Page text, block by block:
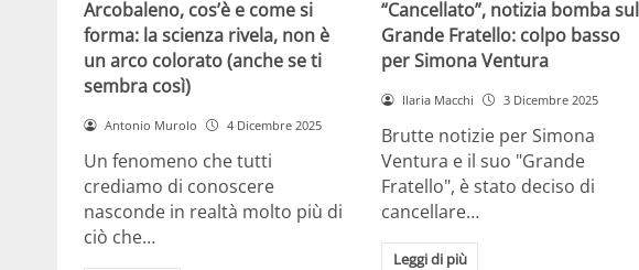
Arcobaleno, cos’è e come si
forma: la scienza rivela, non è
un arco colorato (anche se ti
sembra così)
Antonio Murolo 4 Dicembre 2025
Un fenomeno che tutti
crediamo di conoscere
nasconde in realtà molto più di
ciò che…
“Cancellato”, notizia bomba sul
Grande Fratello: colpo basso
per Simona Ventura
Ilaria Macchi 3 Dicembre 2025
Brutte notizie per Simona
Ventura e il suo "Grande
Fratello", è stato deciso di
cancellare…
Leggi di più